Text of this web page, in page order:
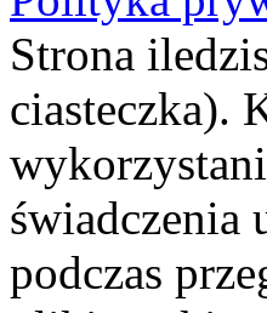
Strona
ciasteczka).
świadczenia
podczas